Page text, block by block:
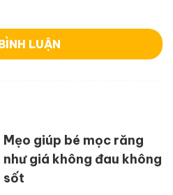
Mẹo giúp bé mọc răng
như giá không đau không
sốt